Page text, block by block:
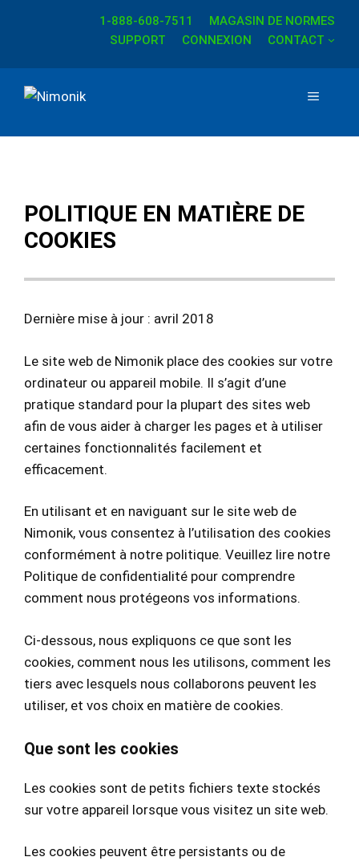
1-888-608-7511
MAGASIN DE NORMES
SUPPORT
CONNEXION CONTACT
MENU
POLITIQUE EN MATIÈRE DE
COOKIES
Dernière mise à jour : avril 2018
Le site web de Nimonik place des cookies sur votre
ordinateur ou appareil mobile. Il s’agit d’une
pratique standard pour la plupart des sites web
afin de vous aider à charger les pages et à utiliser
certaines fonctionnalités facilement et
efficacement.
En utilisant et en naviguant sur le site web de
Nimonik, vous consentez à l’utilisation des cookies
conformément à notre politique. Veuillez lire notre
Politique de confidentialité pour comprendre
comment nous protégeons vos informations.
Ci-dessous, nous expliquons ce que sont les
cookies, comment nous les utilisons, comment les
tiers avec lesquels nous collaborons peuvent les
utiliser, et vos choix en matière de cookies.
Que sont les cookies
Les cookies sont de petits fichiers texte stockés
sur votre appareil lorsque vous visitez un site web.
Les cookies peuvent être persistants ou de